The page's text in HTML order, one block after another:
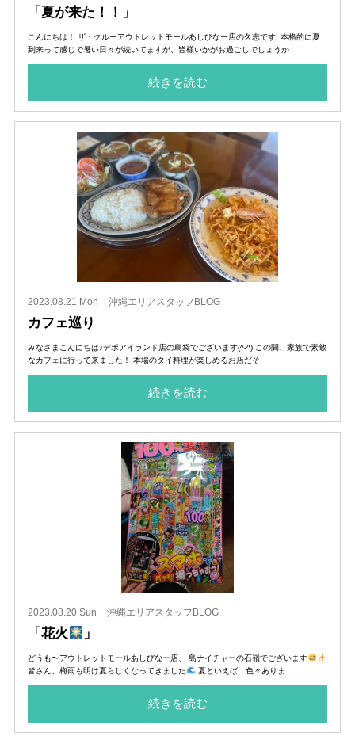
「夏が来た！！」
こんにちは！ ザ・クルーアウトレットモールあしびなー店の久志です! 本格的に夏
到来って感じで暑い日々が続いてますが、皆様いかがお過ごしでしょうか
続きを読む
2023.08.21 Mon 沖縄エリアスタッフBLOG
カフェ巡り
みなさまこんにちは♪デポアイランド店の島袋でございます(^-^) この間、家族で素敵
なカフェに行って来ました！ 本場のタイ料理が楽しめるお店だそ
続きを読む
2023.08.20 Sun 沖縄エリアスタッフBLOG
「花火 」
どうも〜アウトレットモールあしびなー店、 島ナイチャーの石嶺でございます
皆さん、梅雨も明け夏らしくなってきました
夏といえば…色々ありま
続きを読む